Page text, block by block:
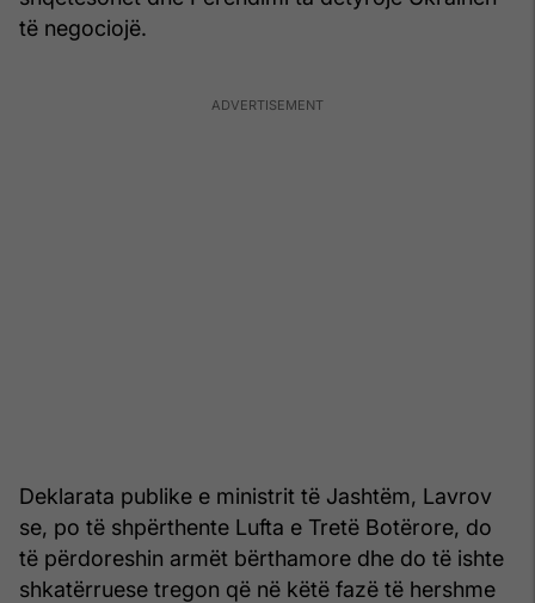
të negociojë.
Deklarata publike e ministrit të Jashtëm, Lavrov
se, po të shpërthente Lufta e Tretë Botërore, do
të përdoreshin armët bërthamore dhe do të ishte
shkatërruese tregon që në këtë fazë të hershme